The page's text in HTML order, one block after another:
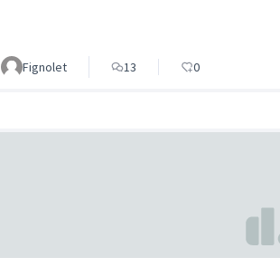
Fignolet 13 0